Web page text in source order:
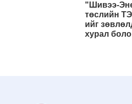
"Шивээ-
төслийн
ийг
хурал